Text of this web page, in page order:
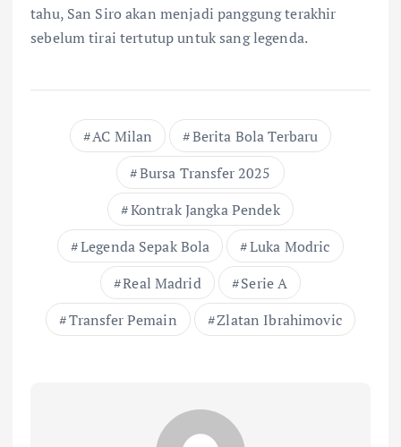
tahu, San Siro akan menjadi panggung terakhir
sebelum tirai tertutup untuk sang legenda.
AC Milan
Berita Bola Terbaru
Bursa Transfer 2025
Kontrak Jangka Pendek
Legenda Sepak Bola
Luka Modric
Real Madrid
Serie A
Transfer Pemain
Zlatan Ibrahimovic